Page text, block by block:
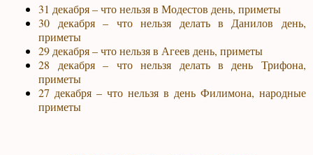
31 декабря – что нельзя в Модестов день, приметы
30 декабря – что нельзя делать в Данилов день,
приметы
29 декабря – что нельзя в Агеев день, приметы
28 декабря – что нельзя делать в день Трифона,
приметы
27 декабря – что нельзя в день Филимона, народные
приметы